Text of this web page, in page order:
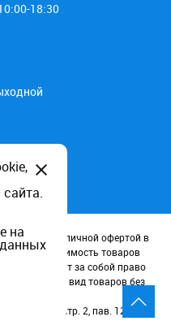
18:30
публичной офертой в
и стоимость товаров
оставляют за собой право
и внешний вид товаров без
д. 116, стр. 2, пав. 123.
на